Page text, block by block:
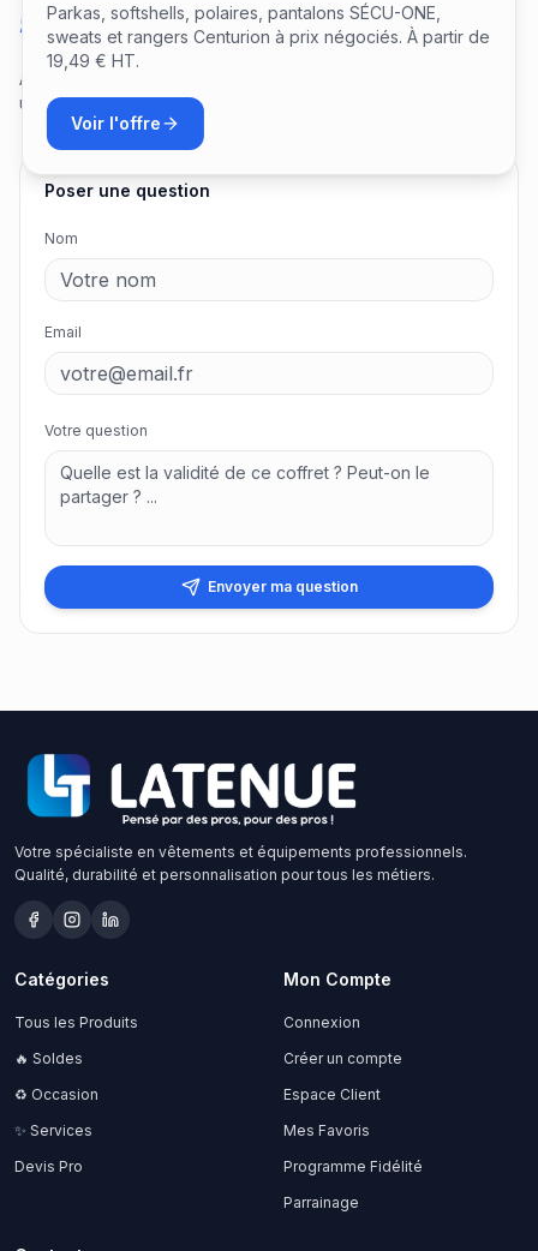
Questions sur ce coffret
Aucune question pour le moment. Soyez le premier à poser
une question !
Poser une question
Nom
Email
Votre question
Envoyer ma question
Votre spécialiste en vêtements et équipements professionnels.
Qualité, durabilité et personnalisation pour tous les métiers.
Catégories
Tous les Produits
🔥 Soldes
♻️ Occasion
✨ Services
Devis Pro
Mon Compte
Connexion
Créer un compte
Espace Client
Mes Favoris
Programme Fidélité
Parrainage
Parkas, softshells, polaires, pantalons SÉCU-ONE,
sweats et rangers Centurion à prix négociés. À partir de
19,49 € HT.
Voir l'offre